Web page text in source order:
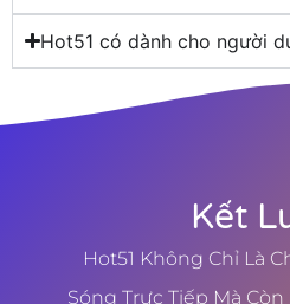
Hot51 có dành cho người
Kết
Hot51 Không Chỉ Là
Sóng Trực Tiếp Mà